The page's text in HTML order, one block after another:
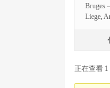
Bruges
Liege,
正在查看 1